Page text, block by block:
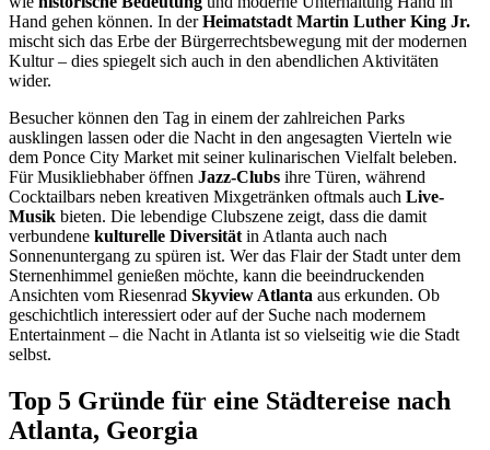
Hand gehen können. In derHeimatstadt Martin Luther King Jr.
mischt sich das Erbe der Bürgerrechtsbewegung mit der modernen
Kultur – dies spiegelt sich auch in den abendlichen Aktivitäten
wider.
Besucher können den Tag in einem der zahlreichen Parks
ausklingen lassen oder die Nacht in den angesagten Vierteln wie
dem Ponce City Market mit seiner kulinarischen Vielfalt beleben.
Für Musikliebhaber öffnen Jazz-Clubs ihre Türen, während
Cocktailbars neben kreativen Mixgetränken oftmals auch Live-
Musik bieten. Die lebendige Clubszene zeigt, dass die damit
verbundene kulturelle Diversität in Atlanta auch nach
Sonnenuntergang zu spüren ist. Wer das Flair der Stadt unter dem
Sternenhimmel genießen möchte, kann die beeindruckenden
Ansichten vom Riesenrad Skyview Atlanta aus erkunden. Ob
geschichtlich interessiert oder auf der Suche nach modernem
Entertainment – die Nacht in Atlanta ist so vielseitig wie die Stadt
selbst.
Top 5 Gründe für eine Städtereise nach
Atlanta, Georgia